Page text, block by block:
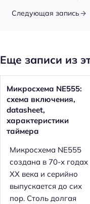
Следующая запись
Еще записи из
Микросхема NE555:
схема включения,
datasheet,
характеристики
таймера
Микросхема NE555
создана в 70-х годах
XX века и серийно
выпускается до сих
пор. Столь долгая